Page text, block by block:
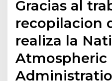
Gracias al
recopilacion
realiza la
Atmospheric